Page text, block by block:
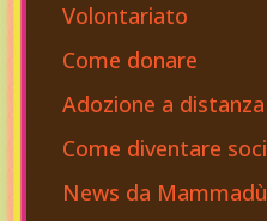
Volontariato
Come donare
Adozione a distanza
Come diventare soci
News da Mammadù